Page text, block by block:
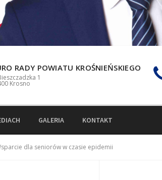
RADY POWIATU KROŚNIEŃSKIEGO
1
Krosno
GALERIA KONTAKT
dla seniorów w czasie epidemii